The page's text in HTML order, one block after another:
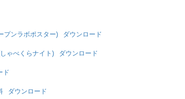
プンラボポスター) ダウンロード
ゃべくらナイト) ダウンロード
ド
ダウンロード